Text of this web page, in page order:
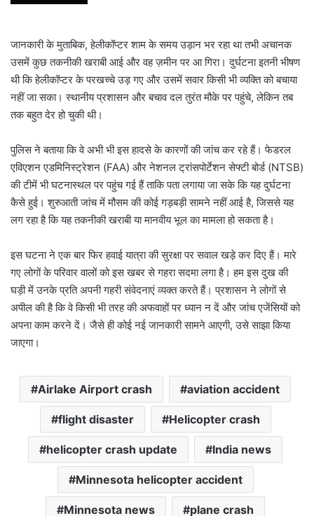
जानकारी के मुताबिक, हेलीकॉप्टर शाम के समय उड़ान भर रहा था तभी अचानक
उसमें कुछ तकनीकी खराबी आई और वह ज़मीन पर आ गिरा। दुर्घटना इतनी भीषण
थी कि हेलीकॉप्टर के परखच्चे उड़ गए और उसमें सवार किसी भी व्यक्ति को बचाया
नहीं जा सका। स्थानीय प्रशासन और बचाव दल तुरंत मौके पर पहुंचे, लेकिन तब
तक बहुत देर हो चुकी थी।
पुलिस ने बताया कि वे अभी भी इस हादसे के कारणों की जांच कर रहे हैं। फेडरल
एविएशन एडमिनिस्ट्रेशन (FAA) और नेशनल ट्रांसपोर्टेशन सेफ्टी बोर्ड (NTSB)
की टीमें भी घटनास्थल पर पहुंच गई हैं ताकि पता लगाया जा सके कि यह दुर्घटना
कैसे हुई। शुरुआती जांच में मौसम की कोई गड़बड़ी सामने नहीं आई है, जिससे यह
लग रहा है कि यह तकनीकी खराबी या मानवीय भूल का मामला हो सकता है।
इस घटना ने एक बार फिर हवाई यात्रा की सुरक्षा पर सवाल खड़े कर दिए हैं। मारे
गए लोगों के परिवार वालों को इस खबर से गहरा सदमा लगा है। हम इस दुख की
घड़ी में उनके प्रति अपनी गहरी संवेदनाएं व्यक्त करते हैं। प्रशासन ने लोगों से
अपील की है कि वे किसी भी तरह की अफवाहों पर ध्यान न दें और जांच एजेंसियों को
अपना काम करने दें। जैसे ही कोई नई जानकारी सामने आएगी, उसे साझा किया
जाएगा।
Airlake Airport crash aviation accident
flight disaster Helicopter crash
helicopter crash update India news
Minnesota helicopter accident
Minnesota news plane crash